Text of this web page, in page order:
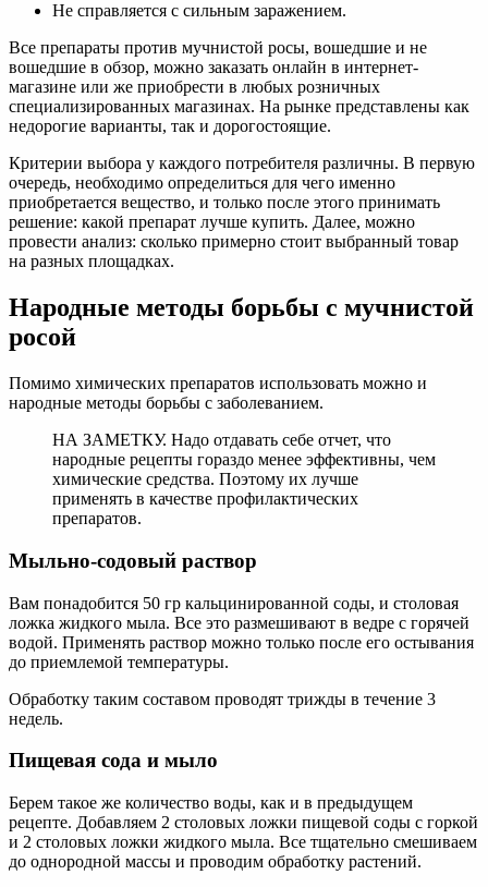
Не справляется с сильным заражением.
Все препараты против мучнистой росы, вошедшие и не
вошедшие в обзор, можно заказать онлайн в интернет-
магазине или же приобрести в любых розничных
специализированных магазинах. На рынке представлены как
недорогие варианты, так и дорогостоящие.
Критерии выбора у каждого потребителя различны. В первую
очередь, необходимо определиться для чего именно
приобретается вещество, и только после этого принимать
решение: какой препарат лучше купить. Далее, можно
провести анализ: сколько примерно стоит выбранный товар
на разных площадках.
Народные методы борьбы с мучнистой
росой
Помимо химических препаратов использовать можно и
народные методы борьбы с заболеванием.
НА ЗАМЕТКУ. Надо отдавать себе отчет, что
народные рецепты гораздо менее эффективны, чем
химические средства. Поэтому их лучше
применять в качестве профилактических
препаратов.
Мыльно-содовый раствор
Вам понадобится 50 гр кальцинированной соды, и столовая
ложка жидкого мыла. Все это размешивают в ведре с горячей
водой. Применять раствор можно только после его остывания
до приемлемой температуры.
Обработку таким составом проводят трижды в течение 3
недель.
Пищевая сода и мыло
Берем такое же количество воды, как и в предыдущем
рецепте. Добавляем 2 столовых ложки пищевой соды с горкой
и 2 столовых ложки жидкого мыла. Все тщательно смешиваем
до однородной массы и проводим обработку растений.